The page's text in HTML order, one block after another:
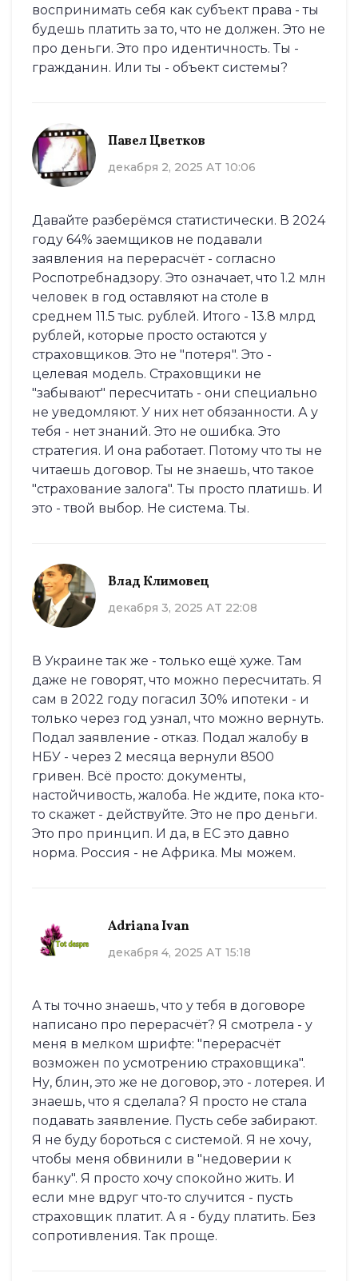
воспринимать себя как субъект права - ты
будешь платить за то, что не должен. Это не
про деньги. Это про идентичность. Ты -
гражданин. Или ты - объект системы?
Павел Цветков
декабря 2, 2025 AT 10:06
Давайте разберёмся статистически. В 2024
году 64% заемщиков не подавали
заявления на перерасчёт - согласно
Роспотребнадзору. Это означает, что 1.2 млн
человек в год оставляют на столе в
среднем 11.5 тыс. рублей. Итого - 13.8 млрд
рублей, которые просто остаются у
страховщиков. Это не "потеря". Это -
целевая модель. Страховщики не
"забывают" пересчитать - они специально
не уведомляют. У них нет обязанности. А у
тебя - нет знаний. Это не ошибка. Это
стратегия. И она работает. Потому что ты не
читаешь договор. Ты не знаешь, что такое
"страхование залога". Ты просто платишь. И
это - твой выбор. Не система. Ты.
Влад Климовец
декабря 3, 2025 AT 22:08
В Украине так же - только ещё хуже. Там
даже не говорят, что можно пересчитать. Я
сам в 2022 году погасил 30% ипотеки - и
только через год узнал, что можно вернуть.
Подал заявление - отказ. Подал жалобу в
НБУ - через 2 месяца вернули 8500
гривен. Всё просто: документы,
настойчивость, жалоба. Не ждите, пока кто-
то скажет - действуйте. Это не про деньги.
Это про принцип. И да, в ЕС это давно
норма. Россия - не Африка. Мы можем.
Adriana Ivan
декабря 4, 2025 AT 15:18
А ты точно знаешь, что у тебя в договоре
написано про перерасчёт? Я смотрела - у
меня в мелком шрифте: "перерасчёт
возможен по усмотрению страховщика".
Ну, блин, это же не договор, это - лотерея. И
знаешь, что я сделала? Я просто не стала
подавать заявление. Пусть себе забирают.
Я не буду бороться с системой. Я не хочу,
чтобы меня обвинили в "недоверии к
банку". Я просто хочу спокойно жить. И
если мне вдруг что-то случится - пусть
страховщик платит. А я - буду платить. Без
сопротивления. Так проще.